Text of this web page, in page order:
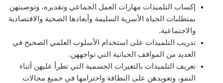
إكساب التلميذات مهارات العمل الجماعي وتقديره، وتوصيتهن
بمتطلبات الحياة الأسرية السليمة وأبعادها الصحية والاقتصادية
والاجتماعية.
تدريب التلميذات على استخدام الأسلوب العلمي الصحيح في
العديد من المواقف الحياتية التي تواجههن.
تعريف التلميذات بالتغيرات الجسمية التي تطرأ عليهن أثناء
النمو، وتعويدهن على النظافة واحترامها في جميع مجالات